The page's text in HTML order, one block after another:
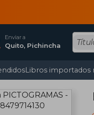
Enviar a
Quito, Pichincha
Libros importados